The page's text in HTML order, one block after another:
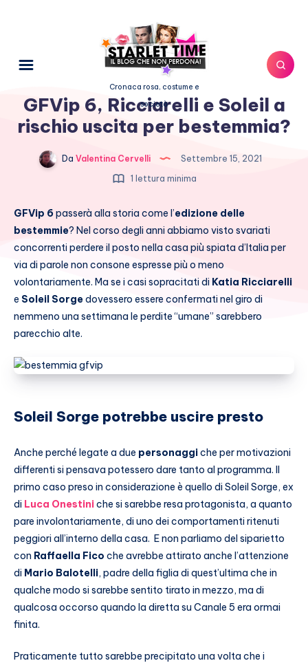
Cronaca rosa, costume e
società
GFVip 6, Ricciarelli e Soleil a
rischio uscita per bestemmia?
Da Valentina Cervelli
Settembre 15, 2021
1 lettura minima
GFVip 6passerà alla storia come l’edizione delle
bestemmie? Nel corso degli anni abbiamo visto svariati
concorrenti perdere il posto nella casa più spiata d’Italia per
via di parole non consone espresse più o meno
volontariamente. Ma se i casi sopracitati di Katia Ricciarelli
e Soleil Sorgedovessero essere confermati nel giro di
nemmeno una settimana le perdite “umane” sarebbero
parecchio alte.
Soleil Sorge potrebbe uscire presto
Anche perché legate a due personaggiche per motivazioni
differenti si pensava potessero dare tanto al programma. Il
primo caso preso in considerazione è quello di Soleil Sorge, ex
di Luca Onestiniche si sarebbe resa protagonista, a quanto
pare involontariamente, di uno dei comportamenti ritenuti
peggiori all’interno della casa. E non parliamo del siparietto
con Raffaella Fico che avrebbe attirato anche l’attenzione
di Mario Balotelli, padre della figlia di quest’ultima che in
qualche modo si sarebbe sentito tirato in mezzo, ma di
qualcosa occorso quando la diretta su Canale 5 era ormai
finita.
Praticamente tutto sarebbe precipitato una volta che i